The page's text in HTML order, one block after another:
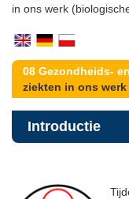
in ons werk
08 Gezondheids-
ziekten in ons
Introductie